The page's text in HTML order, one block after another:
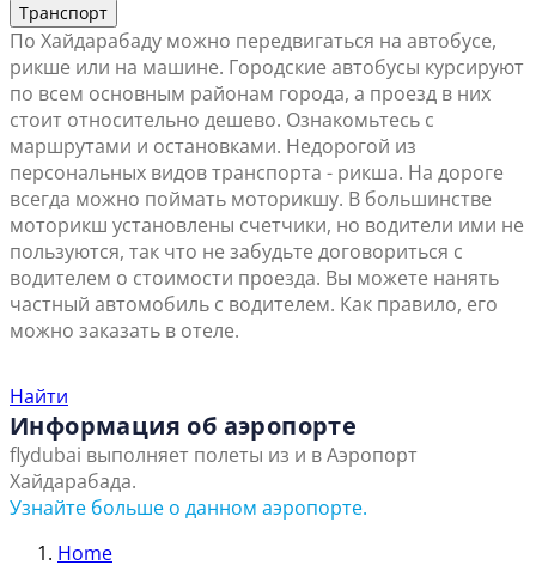
Транспорт
По Хайдарабаду можно передвигаться на автобусе,
рикше или на машине. Городские автобусы курсируют
по всем основным районам города, а проезд в них
стоит относительно дешево. Ознакомьтесь с
маршрутами и остановками. Недорогой из
персональных видов транспорта - рикша. На дороге
всегда можно поймать моторикшу. В большинстве
моторикш установлены счетчики, но водители ими не
пользуются, так что не забудьте договориться с
водителем о стоимости проезда. Вы можете нанять
частный автомобиль с водителем. Как правило, его
можно заказать в отеле.
Найти
Информация об аэропорте
flydubai выполняет полеты из и в Аэропорт
Хайдарабада.
Узнайте больше о данном аэропорте.
Home